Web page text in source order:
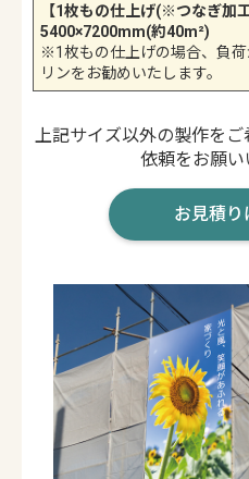
【1枚もの仕上げ(※つなぎ加
5400×7200mm(約40m²)
※1枚もの仕上げの場合、負
リンをお勧めいたします。
上記サイズ以外の製作を
依頼をお願い
お見積り